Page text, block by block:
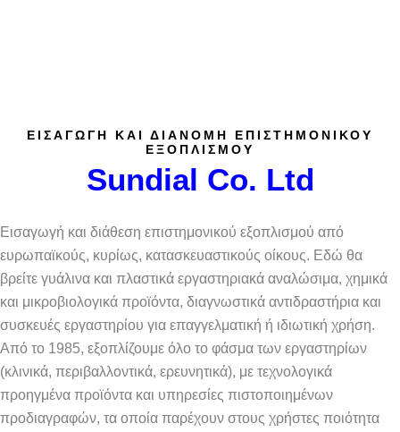
ΕΙΣΑΓΩΓΗ ΚΑΙ ΔΙΑΝΟΜΗ ΕΠΙΣΤΗΜΟΝΙΚΟΥ
ΕΞΟΠΛΙΣΜΟΥ
Sundial Co. Ltd
Εισαγωγή και διάθεση επιστημονικού εξοπλισμού από
ευρωπαϊκούς, κυρίως, κατασκευαστικούς οίκους. Εδώ θα
βρείτε γυάλινα και πλαστικά εργαστηριακά αναλώσιμα, χημικά
και μικροβιολογικά προϊόντα, διαγνωστικά αντιδραστήρια και
συσκευές εργαστηρίου για επαγγελματική ή ιδιωτική χρήση.
Από το 1985, εξοπλίζουμε όλο το φάσμα των εργαστηρίων
(κλινικά, περιβαλλοντικά, ερευνητικά), με τεχνολογικά
προηγμένα προϊόντα και υπηρεσίες πιστοποιημένων
προδιαγραφών, τα οποία παρέχουν στους χρήστες ποιότητα